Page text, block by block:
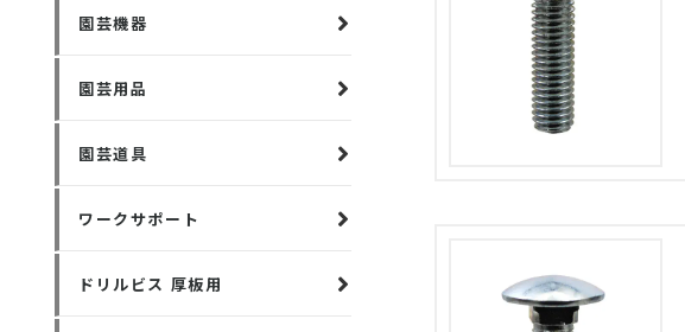
園芸機器
園芸用品
園芸道具
ワークサポート
ドリルビス 厚板用